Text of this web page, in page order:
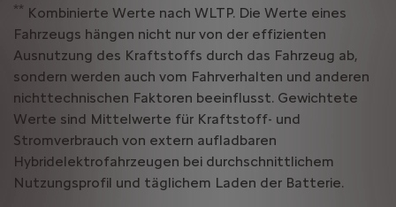
** Kombinierte Werte nach WLTP. Die Werte eines
Fahrzeugs hängen nicht nur von der effizienten
Ausnutzung des Kraftstoffs durch das Fahrzeug ab,
sondern werden auch vom Fahrverhalten und anderen
nichttechnischen Faktoren beeinflusst. Gewichtete
Werte sind Mittelwerte für Kraftstoff- und
Stromverbrauch von extern aufladbaren
Hybridelektrofahrzeugen bei durchschnittlichem
Nutzungsprofil und täglichem Laden der Batterie.